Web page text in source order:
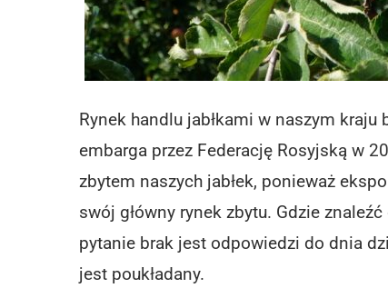
Rynek handlu jabłkami w naszym kraju
embarga przez Federację Rosyjską w
zbytem naszych jabłek, ponieważ
swój główny rynek zbytu. Gdzie
pytanie brak jest odpowiedzi do dnia
jest poukładany.